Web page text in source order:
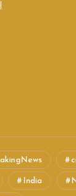
India